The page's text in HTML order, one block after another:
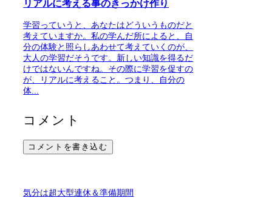
リアルに考える事のきっかけ作り
学習っていうと、あなたはどういうものだと
考えていますか。私の学んだ所によると、自
分の体験と照らしあわせて考えていくのが、
大人の学習だそうです。新しい知識を得るだ
けではないんですね。その際に学習を促すの
が、リアルに考えること。つまり、自分の
体...
コメント
コメントを書き込む
気分は超大型連休＆準備期間